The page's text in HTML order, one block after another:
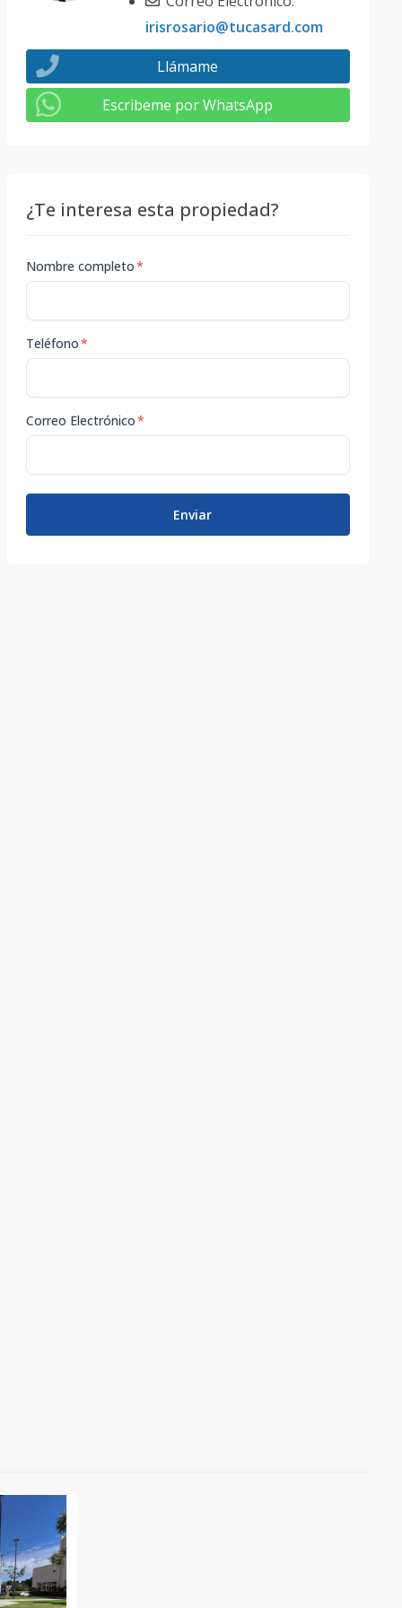
irisrosario@tucasard.com
Llámame
Escribeme por WhatsApp
¿Te interesa esta propiedad?
Nombre completo*
Teléfono*
Correo Electrónico*
Enviar